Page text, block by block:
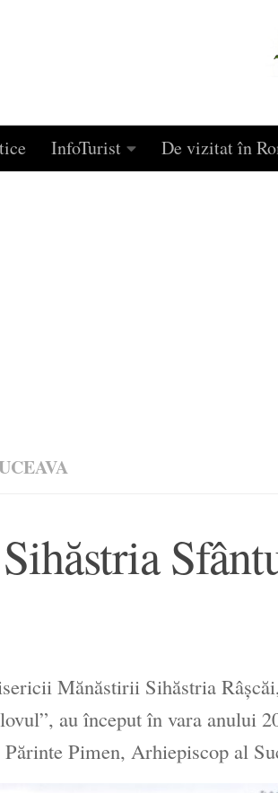
InfoTurist De vizitat în
Mănăstirii Sihăstria
au început în vara anului
Pimen, Arhiepiscop al